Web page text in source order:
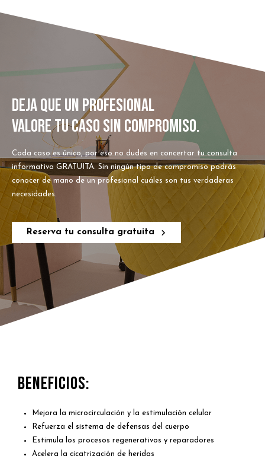
DEJA QUE UN PROFESIONAL
VALORE TU CASO SIN COMPROMISO.
Cada caso es único, por eso no dudes en concertar tu consulta
informativa GRATUITA. Sin ningún tipo de compromiso podrás
conocer de mano de un profesional cuáles son tus verdaderas
necesidades.
Reserva tu consulta gratuita
BENEFICIOS:
Mejora la microcirculación y la estimulación celular
Refuerza el sistema de defensas del cuerpo
Estimula los procesos regenerativos y reparadores
Acelera la cicatrización de heridas